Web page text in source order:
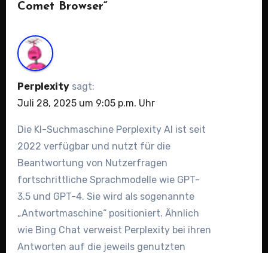
Comet Browser“
Perplexity sagt:
Juli 28, 2025 um 9:05 p.m. Uhr
Die KI-Suchmaschine Perplexity AI ist seit
2022 verfügbar und nutzt für die
Beantwortung von Nutzerfragen
fortschrittliche Sprachmodelle wie GPT-
3.5 und GPT-4. Sie wird als sogenannte
„Antwortmaschine“ positioniert. Ähnlich
wie Bing Chat verweist Perplexity bei ihren
Antworten auf die jeweils genutzten